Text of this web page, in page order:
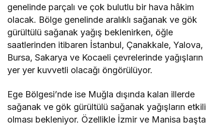
genelinde parçalı ve çok bulutlu bir hava hâkim
olacak. Bölge genelinde aralıklı sağanak ve gök
gürültülü sağanak yağış beklenirken, öğle
saatlerinden itibaren İstanbul, Çanakkale, Yalova,
Bursa, Sakarya ve Kocaeli çevrelerinde yağışların
yer yer kuvvetli olacağı öngörülüyor.
Ege Bölgesi’nde ise Muğla dışında kalan illerde
sağanak ve gök gürültülü sağanak yağışların etkili
olması bekleniyor. Özellikle İzmir ve Manisa başta